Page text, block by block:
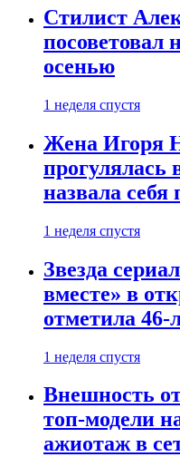
Стилист
посоветовал
осенью
1 неделя спустя
Жена Игоря
назвала
1 неделя спустя
Звезда
вместе» в
отметила 46-
1 неделя спустя
Внешность
топ-модели
ажиотаж в